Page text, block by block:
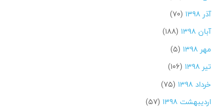
آذر ۱۳۹۸
(۷۰)
آبان ۱۳۹۸
(۱۸۸)
مهر ۱۳۹۸
(۵)
تیر ۱۳۹۸
(۱۰۶)
خرداد ۱۳۹۸
(۷۵)
اردیبهشت ۱۳۹۸
(۵۷)